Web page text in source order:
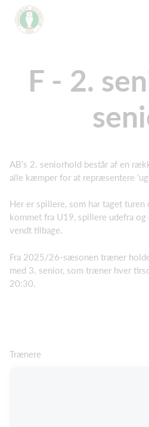
F - 2.
AB's 2. seniorhold består af en
alle kæmper for at repræsentere
Her er spillere, som har taget
kommet fra U19, spillere udefra
vendt tilbage.
Fra 2025/26-sæsonen træner
med 3. senior, som træner hver
20:30.
Trænere